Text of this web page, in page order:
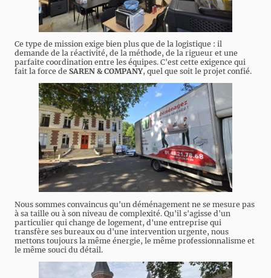
Ce type de mission exige bien plus que de la logistique : il
demande de la réactivité, de la méthode, de la rigueur et une
parfaite coordination entre les équipes. C'est cette exigence qui
fait la force de SAREN & COMPANY, quel que soit le projet confié.
Nous sommes convaincus qu'un déménagement ne se mesure pas
à sa taille ou à son niveau de complexité. Qu'il s'agisse d'un
particulier qui change de logement, d'une entreprise qui
transfère ses bureaux ou d'une intervention urgente, nous
mettons toujours la même énergie, le même professionnalisme et
le même souci du détail.